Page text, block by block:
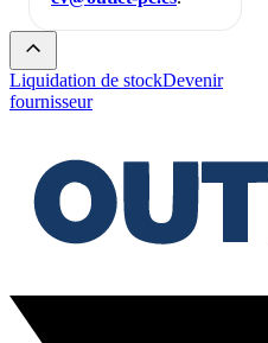
Liquidation de stockDevenir
fournisseur